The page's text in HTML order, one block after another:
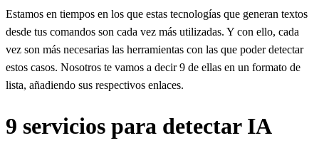
Estamos en tiempos en los que estas tecnologías que generan textos
desde tus comandos son cada vez más utilizadas. Y con ello, cada
vez son más necesarias las herramientas con las que poder detectar
estos casos. Nosotros te vamos a decir 9 de ellas en un formato de
lista, añadiendo sus respectivos enlaces.
9 servicios para detectar IA